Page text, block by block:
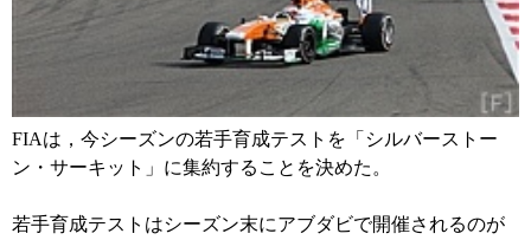
FIAは，今シーズンの若手育成テストを「シルバーストー
ン・サーキット」に集約することを決めた。
若手育成テストはシーズン末にアブダビで開催されるのが